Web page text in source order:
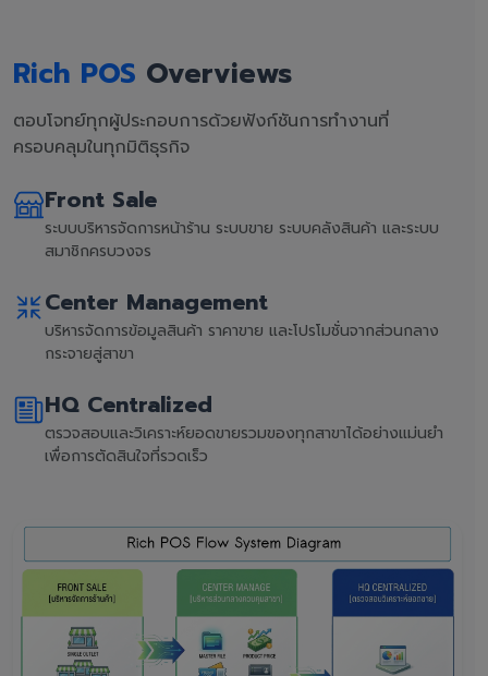
Rich POS Overviews
ตอบโจทย์ทุกผู้ประกอบการด้วยฟังก์ชันการทำงานที่
ครอบคลุมในทุกมิติธุรกิจ
Front Sale
ระบบบริหารจัดการหน้าร้าน ระบบขาย ระบบคลังสินค้า และระบบ
สมาชิกครบวงจร
Center Management
บริหารจัดการข้อมูลสินค้า ราคาขาย และโปรโมชั่นจากส่วนกลาง
กระจายสู่สาขา
HQ Centralized
ตรวจสอบและวิเคราะห์ยอดขายรวมของทุกสาขาได้อย่างแม่นยำ
เพื่อการตัดสินใจที่รวดเร็ว